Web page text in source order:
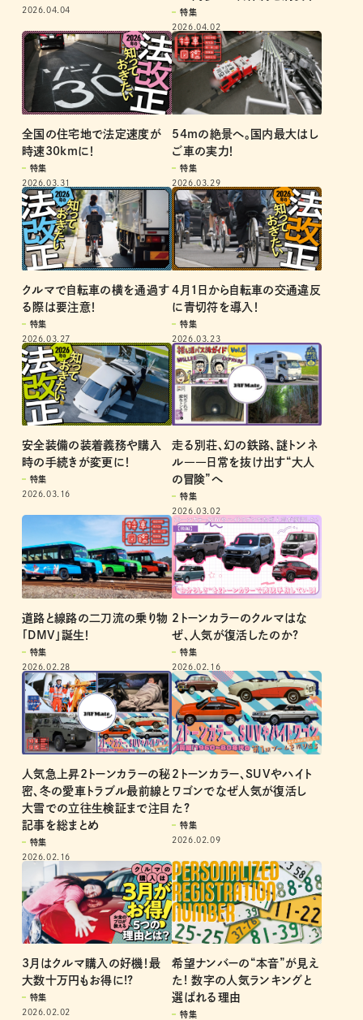
2026.04.04
特集
2026.04.02
全国の住宅地で法定速度が
時速30kmに！
特集
2026.03.31
54mの絶景へ。国内最大はし
ご車の実力！
特集
2026.03.29
クルマで自転車の横を通過す
る際は要注意！
特集
2026.03.27
4月1日から自転車の交通違反
に青切符を導入！
特集
2026.03.23
安全装備の装着義務や購入
時の手続きが変更に！
特集
2026.03.16
走る別荘、幻の鉄路、謎トンネ
ル――日常を抜け出す“大人
の冒険”へ
特集
2026.03.02
道路と線路の二刀流の乗り物
「DMV」誕生！
特集
2026.02.28
2トーンカラーのクルマはな
ぜ、人気が復活したのか?
特集
2026.02.16
人気急上昇2トーンカラーの秘
密、冬の愛車トラブル最前線と
大雪での立往生検証まで注目
記事を総まとめ
特集
2026.02.16
2トーンカラー、SUVやハイト
ワゴンでなぜ人気が復活し
た?
特集
2026.02.09
3月はクルマ購入の好機！最
大数十万円もお得に!?
特集
2026.02.02
希望ナンバーの“本音”が見え
た! 数字の人気ランキングと
選ばれる理由
特集